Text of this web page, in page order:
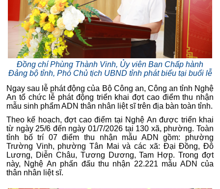
Đồng chí Phùng Thành Vinh, Ủy viên Ban Chấp hành
Đảng bộ tỉnh, Phó Chủ tịch UBND tỉnh phát biểu tại buổi lễ
Ngay sau lễ phát động của Bộ Công an, Công an tỉnh Nghệ
An tổ chức lễ phát động triển khai đợt cao điểm thu nhận
mẫu sinh phẩm ADN thân nhân liệt sĩ trên địa bàn toàn tỉnh.
Theo kế hoạch, đợt cao điểm tại Nghệ An được triển khai
từ ngày 25/6 đến ngày 01/7/2026 tại 130 xã, phường. Toàn
tỉnh bố trí 07 điểm thu nhận mẫu ADN gồm: phường
Trường Vinh, phường Tân Mai và các xã: Đại Đồng, Đô
Lương, Diễn Châu, Tương Dương, Tam Hợp. Trong đợt
này, Nghệ An phấn đấu thu nhận 22.221 mẫu ADN của
thân nhân liệt sĩ.